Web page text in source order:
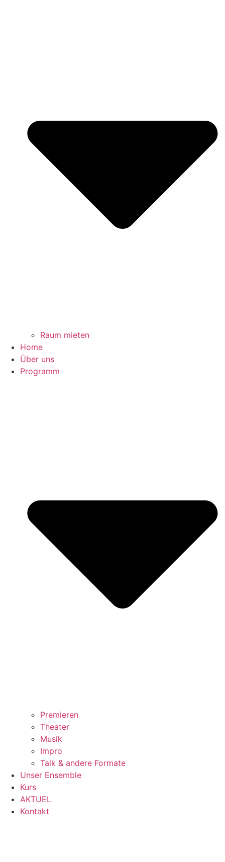
Raum mieten
Home
Über uns
Programm
Premieren
Theater
Musik
Impro
Talk & andere Formate
Unser Ensemble
Kurs
AKTUEL
Kontakt